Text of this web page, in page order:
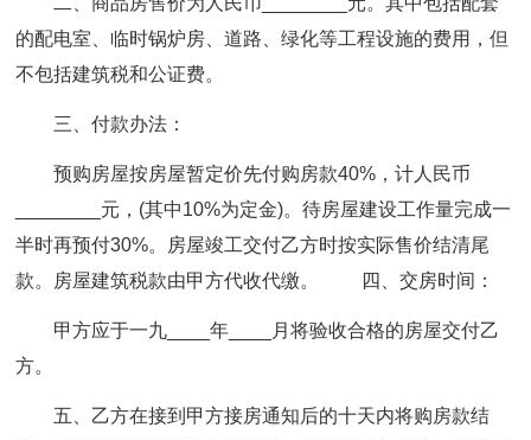
的配电室、临时锅炉房、道路、绿化等工程设施的费用，但
不包括建筑税和公证费。
三、付款办法：
预购房屋按房屋暂定价先付购房款40%，计人民币
________元，(其中10%为定金)。待房屋建设工作量完成一
半时再预付30%。房屋竣工交付乙方时按实际售价结清尾
款。房屋建筑税款由甲方代收代缴。 四、交房时间：
甲方应于一九____年____月将验收合格的房屋交付乙
方。
五、乙方在接到甲方接房通知后的十天内将购房款结